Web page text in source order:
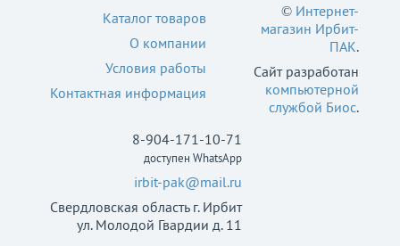
Каталог товаров
О компании
Условия работы
Контактная информация
8-904-171-10-71
доступен WhatsApp
irbit-pak@mail.ru
Свердловская область г. Ирбит
ул. Молодой Гвардии д. 11
© Интернет-
магазин Ирбит-
ПАК.
Сайт разработан
компьютерной
службой Биос.